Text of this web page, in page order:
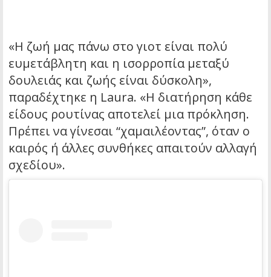
«Η ζωή μας πάνω στο γιοτ είναι πολύ
ευμετάβλητη και η ισορροπία μεταξύ
δουλειάς και ζωής είναι δύσκολη»,
παραδέχτηκε η Laura. «Η διατήρηση κάθε
είδους ρουτίνας αποτελεί μια πρόκληση.
Πρέπει να γίνεσαι “χαμαιλέοντας”, όταν ο
καιρός ή άλλες συνθήκες απαιτούν αλλαγή
σχεδίου».